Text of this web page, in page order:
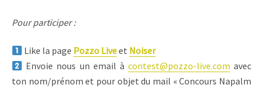
Pour participer :
Like la page Pozzo Liveet Noiser
Envoie nous un email à contest@pozzo-live.com avec
ton nom/prénom et pour objet du mail « Concours Napalm